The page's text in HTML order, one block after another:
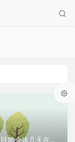
710服务器 Hermes AI 企业知识库部署记录项目简介这几天在家庭服务器环境中完成 Hermes AI Agent 部署，实现 Seafile 企业...